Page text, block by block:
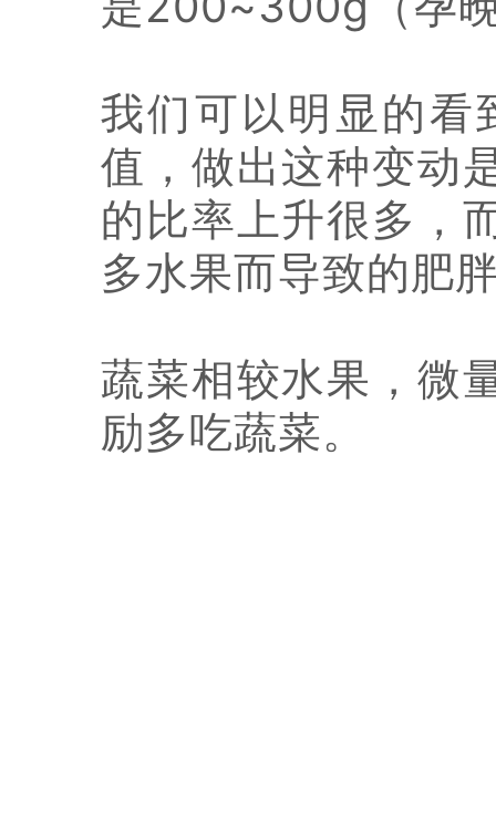
我们可以明显的看
值，做出这种变动
的比率上升很多，
多水果而导致的肥
蔬菜相较水果，微
励多吃蔬菜。